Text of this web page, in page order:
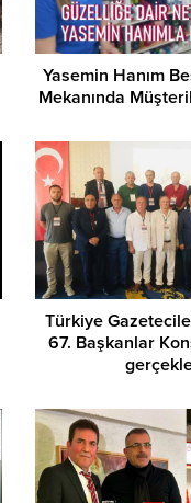
Yasemin Hanım
Mekanında
Türkiye
67. Başkanlar